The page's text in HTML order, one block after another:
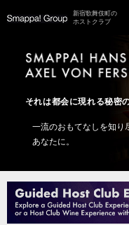
新宿歌舞伎町の
ホストクラブ
それは都会に現れる秘密
一流のおもてなしを知り
あなたに。